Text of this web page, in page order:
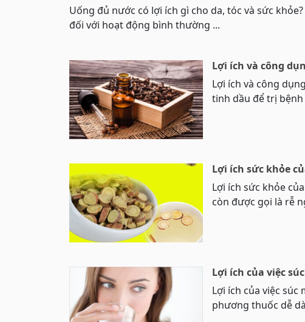
Uống đủ nước có lợi ích gì cho da, tóc và sức
đối với hoạt động bình thường ...
Lợi ích và công
Lợi ích và công
tinh dầu để trị bệnh
Lợi ích sức khỏe
Lợi ích sức khỏe
còn được gọi là rễ
Lợi ích của việc
Lợi ích của việc
phương thuốc dễ